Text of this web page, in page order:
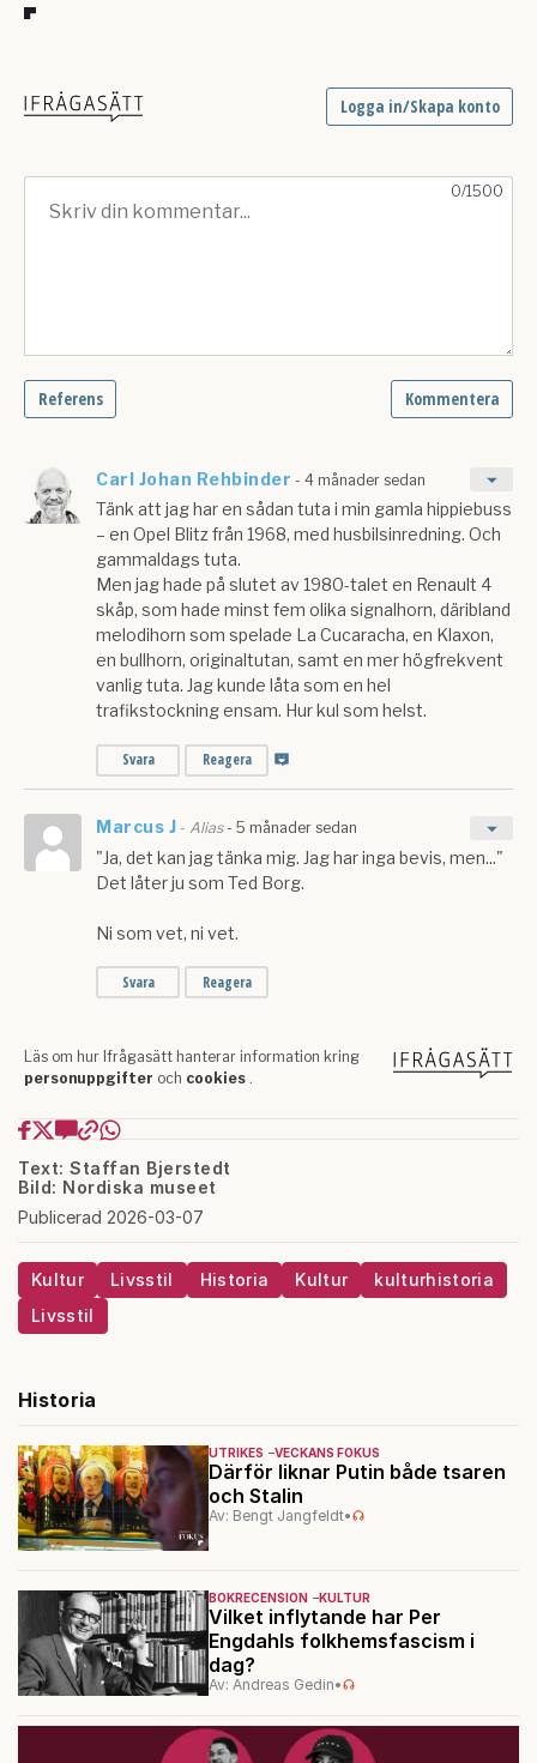
Text: Staffan Bjerstedt
Bild: Nordiska museet
Publicerad 2026-03-07
Kultur Livsstil Historia Kultur
kulturhistoria
Livsstil
Historia
UTRIKES VECKANS FOKUS
Därför liknar Putin både tsaren
och Stalin
Av: Bengt Jangfeldt•
BOKRECENSION KULTUR
Vilket inflytande har Per
Engdahls folkhemsfascism i
dag?
Av: Andreas Gedin•